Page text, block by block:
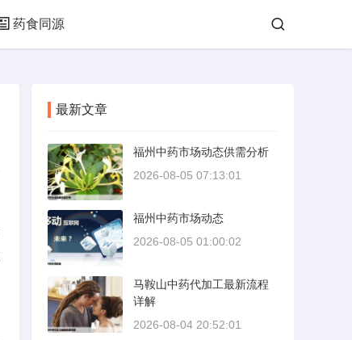
药食同源
最新文章
福州中药市场动态供需分析
2026-08-05 07:13:01
福州中药市场动态
2026-08-05 01:00:02
马鞍山中药代加工最新流程
详解
2026-08-04 20:52:01